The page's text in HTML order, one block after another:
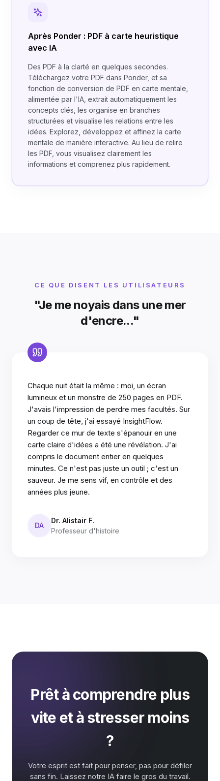
Après Ponder : PDF à carte heuristique
avec IA
Des PDF à la clarté en quelques secondes.
Téléchargez votre PDF dans Ponder, et sa
fonction de conversion de PDF en carte mentale,
alimentée par l'IA, extrait automatiquement les
concepts clés, les organise en branches
structurées et visualise les relations entre les
idées. Explorez, développez et affinez la carte
mentale de manière interactive. Au lieu de relire
les PDF, vous visualisez clairement les
informations et comprenez plus rapidement.
CE QUE DISENT LES UTILISATEURS
"Je me noyais dans une mer
d'encre..."
Chaque nuit était la même : moi, un écran
lumineux et un monstre de 250 pages en PDF.
J'avais l'impression de perdre mes facultés. Sur
un coup de tête, j'ai essayé InsightFlow.
Regarder ce mur de texte s'épanouir en une
carte claire d'idées a été une révélation. J'ai
compris le document entier en quelques
minutes. Ce n'est pas juste un outil ; c'est un
sauveur. Je me sens vif, en contrôle et des
années plus jeune.
DA
Dr. Alistair F.
Professeur d'histoire
Prêt à comprendre plus
vite et à stresser moins
?
Votre esprit est fait pour penser, pas pour défiler
sans fin. Laissez notre IA faire le gros du travail.